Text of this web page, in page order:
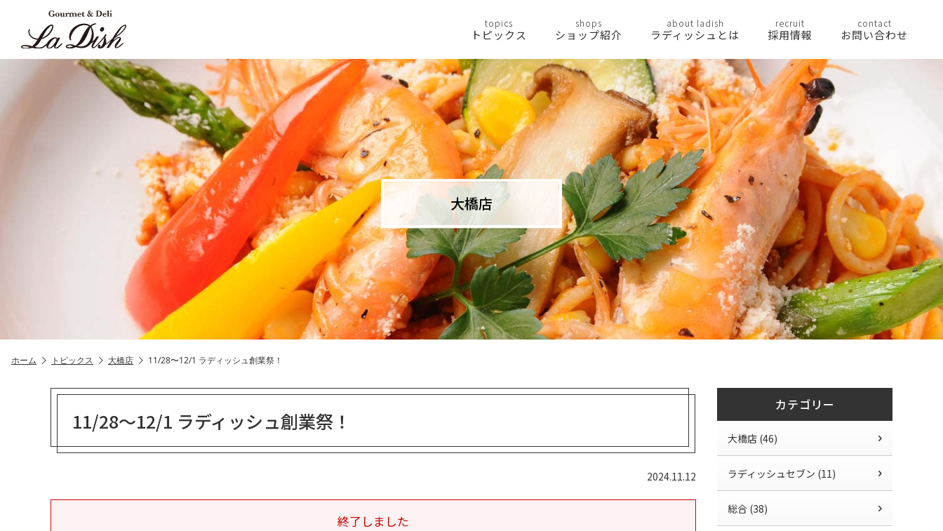
topics
トピックス
shops
ショップ紹介
about ladish
ラディッシュとは
recruit
採用情報
contact
お問い合わせ
大橋店
ホーム トピックス 大橋店 11/28〜12/1 ラディッシュ創業祭！
11/28〜12/1 ラディッシュ創業祭！
2024.11.12
終了しました
カテゴリー
大橋店 (46)
ラディッシュセブン (11)
総合 (38)